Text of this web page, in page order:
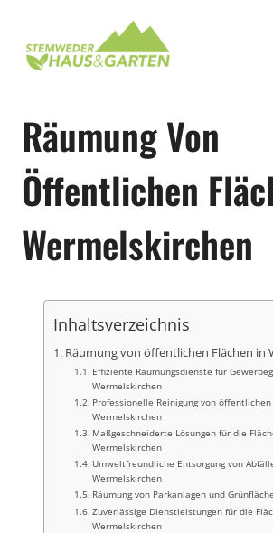
springen
Räumung Von
Öffentlichen
Wermelskirchen
Inhaltsverzeichnis
Räumung von öffentlichen Flächen in
Effiziente Räumungsdienste für
Wermelskirchen
Professionelle Reinigung von
Wermelskirchen
Maßgeschneiderte Lösungen für die
Wermelskirchen
Umweltfreundliche Entsorgung von
Wermelskirchen
Räumung von Parkanlagen und
Zuverlässige Dienstleistungen für die
Wermelskirchen